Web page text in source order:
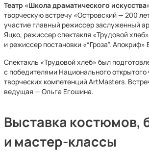
Театр «Школа драматического
творческую встречу «Островский — 200
участие главный режиссер заслуженный
Яцко, режиссер спектакля «Трудовой
и режиссер постановки «“Гроза”. Апокриф»
Спектакль «Трудовой хлеб» был
с победителями Национального открытого
творческих компетенций ArtMasters.
ведущая — Ольга Егошина.
Выставка костюмов,
и мастер-классы